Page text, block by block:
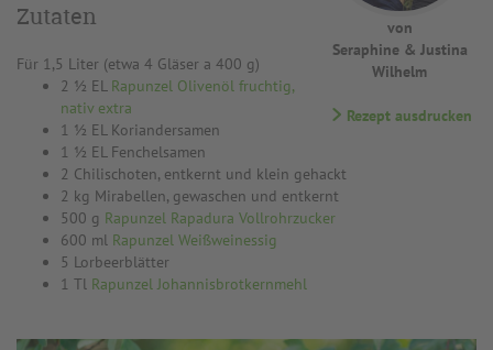
von
Seraphine & Justina
Wilhelm
Rezept ausdrucken
Zutaten
Für 1,5 Liter (etwa 4 Gläser a 400 g)
2 ½ EL Rapunzel Olivenöl fruchtig,
nativ extra
1 ½ EL Koriandersamen
1 ½ EL Fenchelsamen
2 Chilischoten, entkernt und klein gehackt
2 kg Mirabellen, gewaschen und entkernt
500 g Rapunzel Rapadura Vollrohrzucker
600 ml Rapunzel Weißweinessig
5 Lorbeerblätter
1 Tl Rapunzel Johannisbrotkernmehl